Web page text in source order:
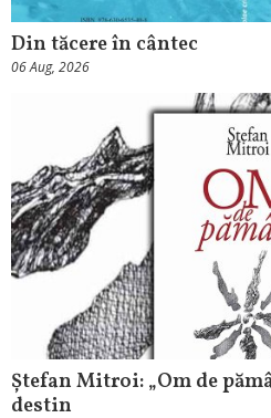
Din tăcere în cântec
06 Aug, 2026
Ștefan Mitroi: „Om de
destin